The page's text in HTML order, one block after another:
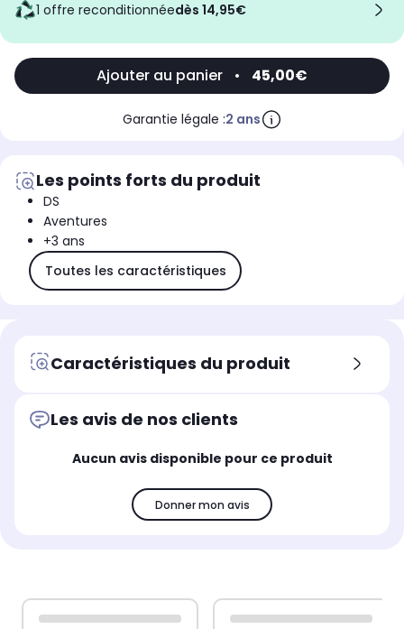
1 offre reconditionnée dès 14,95€
Ajouter au panier • 45,00€
Garantie légale :2 ans
Les points forts du produit
DS
Aventures
+3 ans
Toutes les caractéristiques
Caractéristiques du produit
Les avis de nos clients
Aucun avis disponible pour ce produit
Donner mon avis